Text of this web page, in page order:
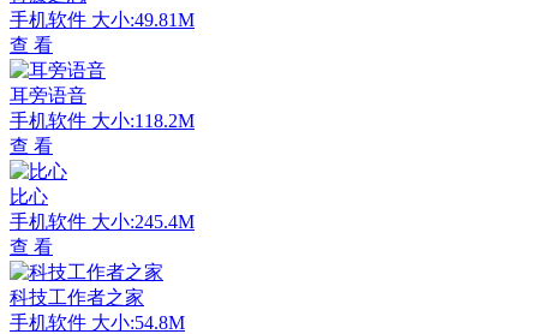
手机软件 大小:49.81M
查 看
耳旁语音
手机软件 大小:118.2M
查 看
比心
手机软件 大小:245.4M
查 看
科技工作者之家
手机软件 大小:54.8M